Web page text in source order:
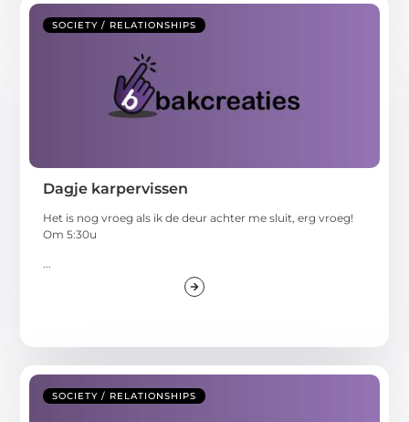
SOCIETY / RELATIONSHIPS
Dagje karpervissen
Het is nog vroeg als ik de deur achter me sluit, erg vroeg!
Om 5:30u
...
SOCIETY / RELATIONSHIPS